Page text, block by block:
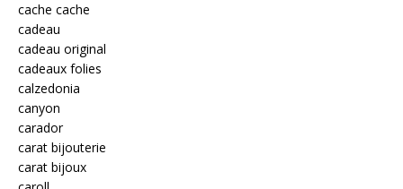
cache cache
cadeau
cadeau original
cadeaux folies
calzedonia
canyon
carador
carat bijouterie
carat bijoux